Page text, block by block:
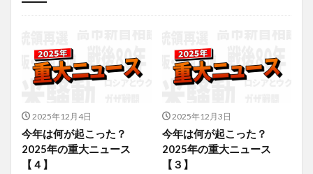
投稿
学び
マンガ
電子書籍
2025年12月4日
今年は何が起こった？
2025年の重大ニュース
【４】
2025年12月3日
今年は何が起こった？
2025年の重大ニュース
【３】